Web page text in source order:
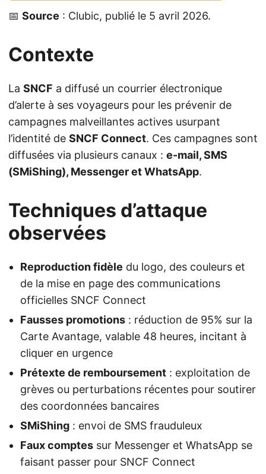
📅 Source : Clubic, publié le 5 avril 2026.
Contexte
La SNCF a diffusé un courrier électronique
d’alerte à ses voyageurs pour les prévenir de
campagnes malveillantes actives usurpant
l’identité de SNCF Connect. Ces campagnes sont
diffusées via plusieurs canaux : e-mail, SMS
(SMiShing), Messenger et WhatsApp.
Techniques d’attaque
observées
Reproduction fidèle du logo, des couleurs et
de la mise en page des communications
officielles SNCF Connect
Fausses promotions : réduction de 95% sur la
Carte Avantage, valable 48 heures, incitant à
cliquer en urgence
Prétexte de remboursement : exploitation de
grèves ou perturbations récentes pour soutirer
des coordonnées bancaires
SMiShing : envoi de SMS frauduleux
Faux comptes sur Messenger et WhatsApp se
faisant passer pour SNCF Connect